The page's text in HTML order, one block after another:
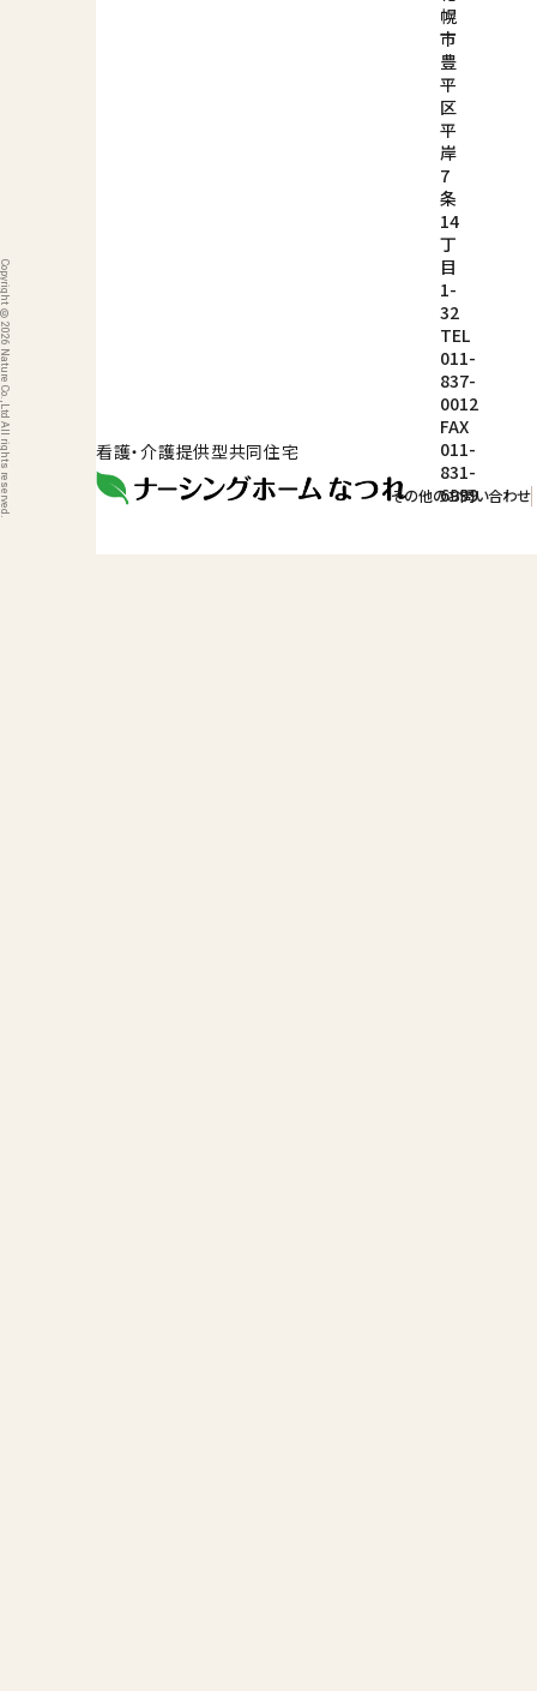
その他のお問い合わせ
看護・介護提供型共同住宅
幌
市
豊
平
区
平
岸
7
条
14
丁
目
1-
32
TEL
011-
837-
0012
FAX
011-
831-
6999
Copyright © 2026 Nature Co.,Ltd All rights reserved.